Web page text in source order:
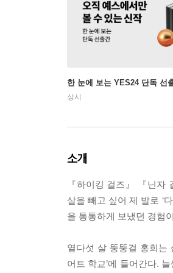
한 눈에 보는 YES24 단독 선
상시
소개
『하이킹 걸즈』 『닌
살을 빼고 싶어 제 발로 ‘
을 통통하게 보냈던 경험
열다섯 살 뚱뚱걸 홍희는
어트 학교’에 들어간다.